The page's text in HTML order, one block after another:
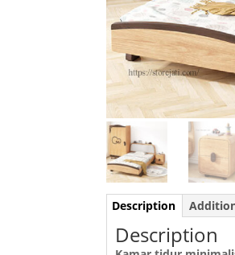
Description
Description